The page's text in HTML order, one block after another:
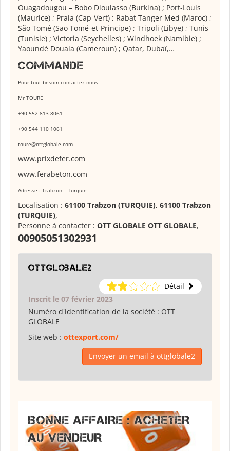
Ouagadougou – Bobo Dioulasso (Burkina) ; Port-Louis
(Maurice) ; Praia (Cap-Vert) ; Rabat Tanger Med (Maroc) ;
São Tomé (Sao Tomé-et-Principe) ; Tripoli (Libye) ; Tunis
(Tunisie) ; Victoria (Seychelles) ; Windhoek (Namibie) ;
Yaoundé Douala (Cameroun) ; Qatar, Dubaï,…
Commande
Pour tout besoin contactez nous
Mr TOURE
+90 552 813 8061
+90 544 110 1061
toure@ottglobale.com
www.prixdefer.com
www.ferabeton.com
Adresse : Trabzon – Turquie
Localisation : 61100 Trabzon (TURQUIE), 61100 Trabzon
(TURQUIE),
Personne à contacter : OTT GLOBALE OTT GLOBALE,
00905051302931
ottglobale2
Détail
Inscrit le 07 février 2023
Numéro d'identification de la société : OTT
GLOBALE
Site web : ottexport.com/
Envoyer un email à ottglobale2
BONNE AFFAIRE : ACHETER
AU VENDEUR